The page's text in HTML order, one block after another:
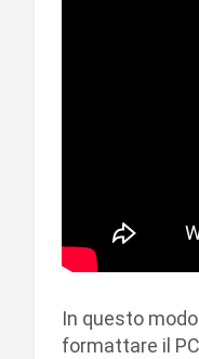
In questo
formattare il